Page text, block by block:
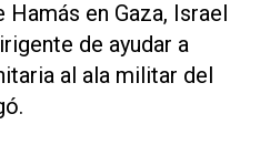
en Gaza, Israel
de ayudar a
al ala militar del